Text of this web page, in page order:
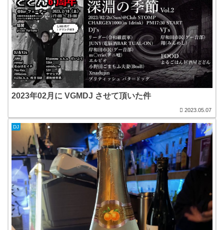
2023年02月に VGMDJ させて頂いた件
2023.05.07
DJ